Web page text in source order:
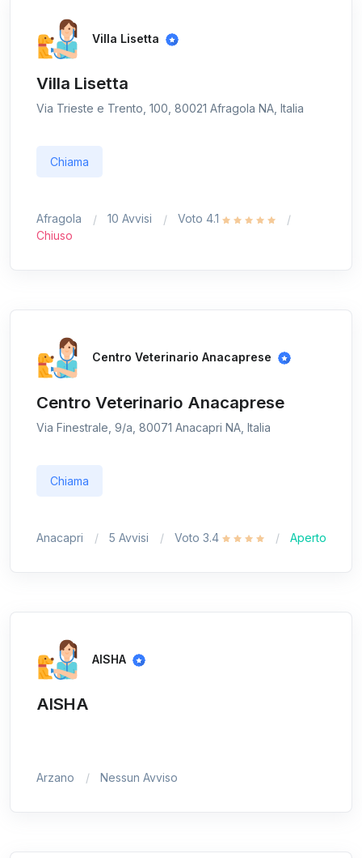
Villa Lisetta
Villa Lisetta
Via Trieste e Trento, 100, 80021 Afragola NA, Italia
Chiama
Afragola 10 Avvisi
Voto 4.1
Chiuso
Centro Veterinario Anacaprese
Centro Veterinario Anacaprese
Via Finestrale, 9/a, 80071 Anacapri NA, Italia
Chiama
Anacapri 5 Avvisi Voto 3.4 Aperto
AISHA
AISHA
Arzano Nessun Avviso